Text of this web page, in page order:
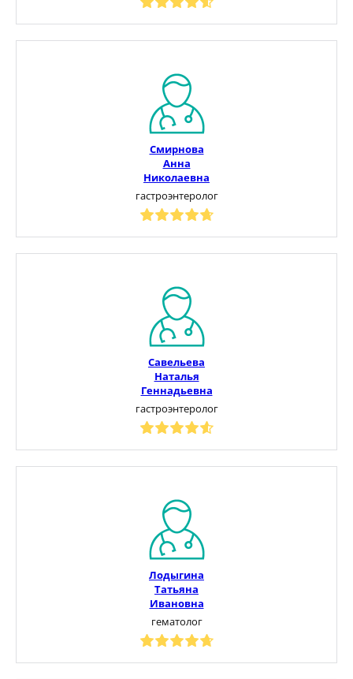
Смирнова
Анна
Николаевна
гастроэнтеролог
Савельева
Наталья
Геннадьевна
гастроэнтеролог
Лодыгина
Татьяна
Ивановна
гематолог